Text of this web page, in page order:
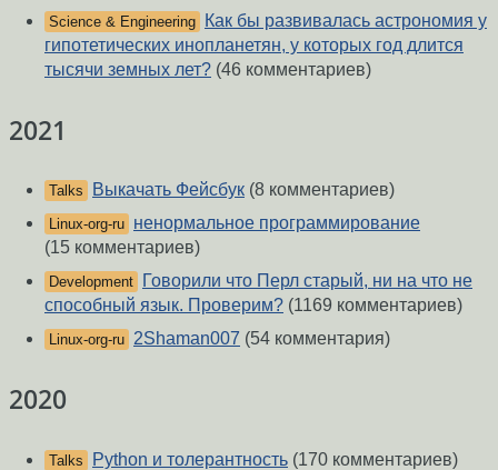
Science & Engineering
Как бы развивалась астрономия у
гипотетических инопланетян, у которых год длится
тысячи земных лет? (46 комментариев)
2021
Talks Выкачать Фейсбук (8 комментариев)
Linux-org-ru ненормальное программирование
(15 комментариев)
Development
Говорили что Перл старый, ни на что не
способный язык. Проверим? (1169 комментариев)
Linux-org-ru 2Shaman007 (54 комментария)
2020
Talks Python и толерантность (170 комментариев)